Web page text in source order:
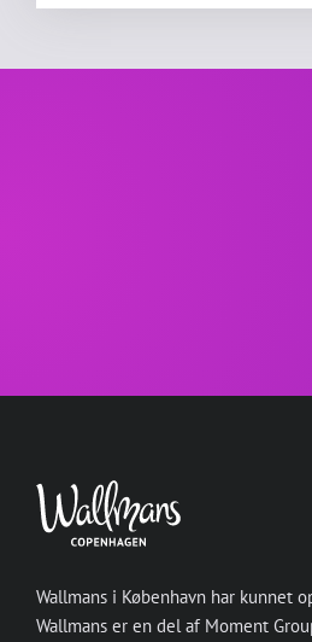
Wallmans i København har kunnet
Wallmans er en del af Moment